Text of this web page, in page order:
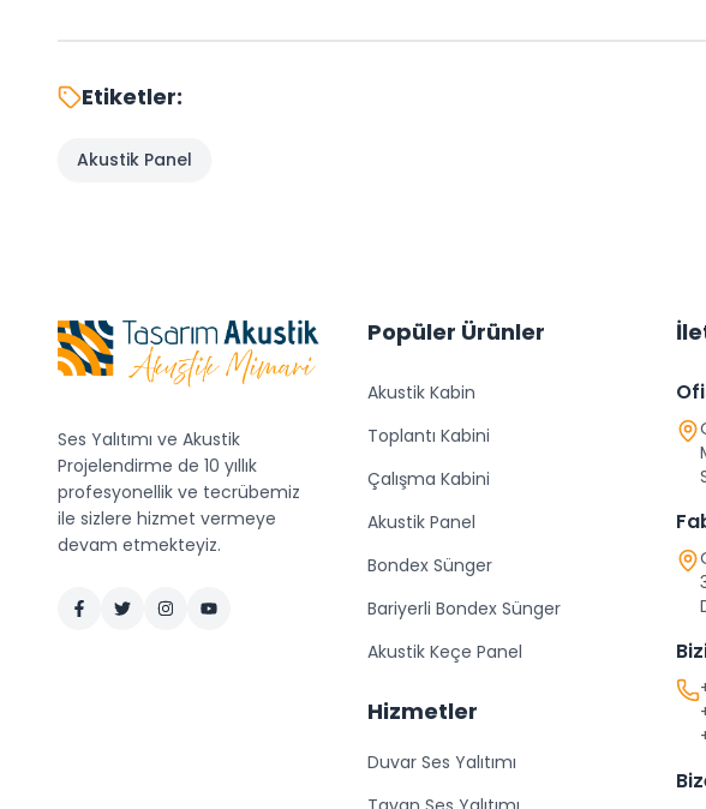
Etiketler:
Akustik Panel
Ses Yalıtımı ve Akustik
Projelendirme de 10 yıllık
profesyonellik ve tecrübemiz
ile sizlere hizmet vermeye
devam etmekteyiz.
Popüler Ürünler
Akustik Kabin
Toplantı Kabini
Çalışma Kabini
Akustik Panel
Bondex Sünger
Bariyerli Bondex Sünger
Akustik Keçe Panel
Hizmetler
Duvar Ses Yalıtımı